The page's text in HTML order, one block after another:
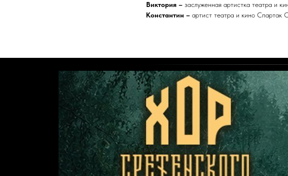
Виктория – заслуженная артистка театра и
Константин – артист театра и кино Спартак